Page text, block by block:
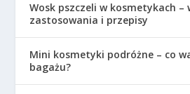
Wosk pszczeli w kosmetykach –
zastosowania i przepisy
Mini kosmetyki podróżne – co
bagażu?